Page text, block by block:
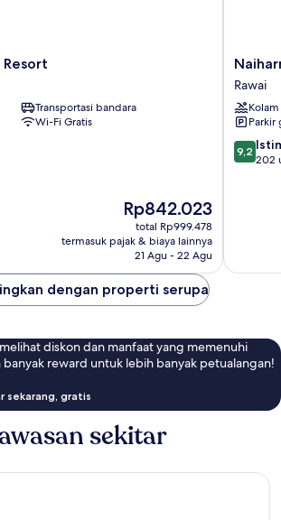
Transportasi bandara
Wi-Fi Gratis
Harga
sekarang
Rp842.023
Rp842.023
total Rp999.478
termasuk pajak & biaya lainnya
21 Agu - 22 Agu
Naiharn
Beach
Resort
Rawai
Rawai
Parkir
9.2
dari
9,2
202
dengan properti serupa
diskon dan manfaat yang memenuhi
banyak reward untuk lebih banyak petualangan!
sekarang, gratis
sekitar